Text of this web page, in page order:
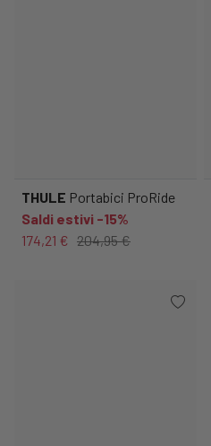
THULE Portabici ProRide
Saldi estivi -15%
174,21 € 204,95 €